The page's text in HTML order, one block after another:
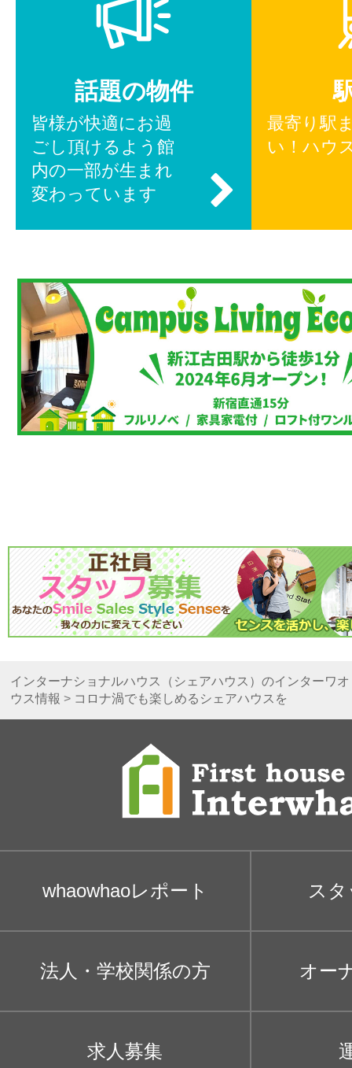
話題の物件
皆様が快適にお過
ごし頂けるよう館
内の一部が生まれ
変わっています
最寄り駅
い！ハウ
インターナショナルハウス（シェアハウス）のインターワオ
ウス情報 > コロナ渦でも楽しめるシェアハウスを
whaowhaoレポート ス
法人・学校関係の方 オー
求人募集